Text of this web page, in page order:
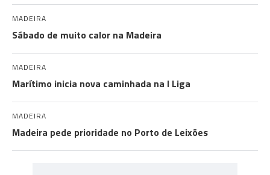
MADEIRA
Sábado de muito calor na Madeira
MADEIRA
Marítimo inicia nova caminhada na I Liga
MADEIRA
Madeira pede prioridade no Porto de Leixões